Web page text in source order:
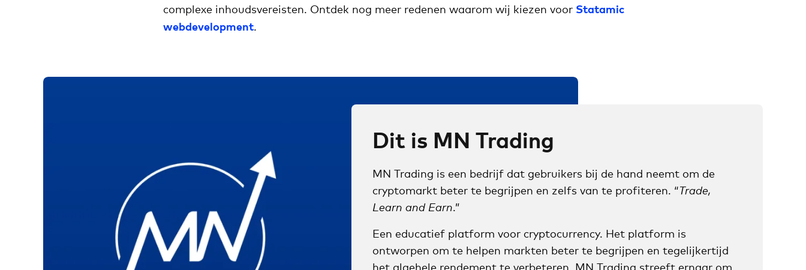
complexe inhoudsvereisten. Ontdek nog meer redenen waarom wij kiezen voor Statamic
webdevelopment.
Dit is MN Trading
MN Trading is een bedrijf dat gebruikers bij de hand neemt om de
cryptomarkt beter te begrijpen en zelfs van te profiteren. “Trade,
Learn and Earn.”
Een educatief platform voor cryptocurrency. Het platform is
ontworpen om te helpen markten beter te begrijpen en tegelijkertijd
het algehele rendement te verbeteren. MN Trading streeft ernaar om